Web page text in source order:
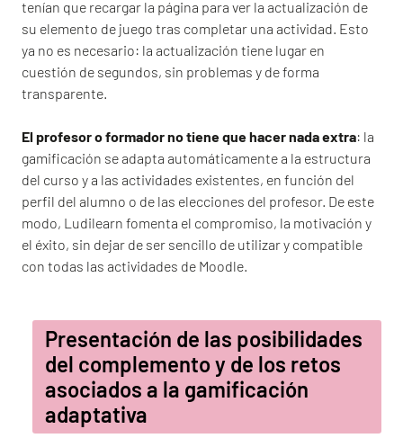
tenían que recargar la página para ver la actualización de
su elemento de juego tras completar una actividad. Esto
ya no es necesario: la actualización tiene lugar en
cuestión de segundos, sin problemas y de forma
transparente.
El profesor o formador no tiene que hacer nada extra: la
gamificación se adapta automáticamente a la estructura
del curso y a las actividades existentes, en función del
perfil del alumno o de las elecciones del profesor. De este
modo, Ludilearn fomenta el compromiso, la motivación y
el éxito, sin dejar de ser sencillo de utilizar y compatible
con todas las actividades de Moodle.
Presentación de las posibilidades
del complemento y de los retos
asociados a la gamificación
adaptativa